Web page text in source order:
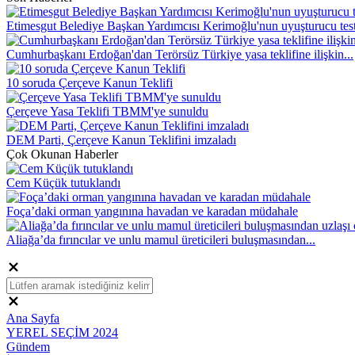
Etimesgut Belediye Başkan Yardımcısı Kerimoğlu'nun uyuşturucu
Cumhurbaşkanı Erdoğan'dan Terörsüz Türkiye yasa teklifine ilişkin...
10 soruda Çerçeve Kanun Teklifi
Çerçeve Yasa Teklifi TBMM'ye sunuldu
DEM Parti, Çerçeve Kanun Teklifini imzaladı
Çok Okunan Haberler
Cem Küçük tutuklandı
Foça’daki orman yangınına havadan ve karadan müdahale
Aliağa’da fırıncılar ve unlu mamul üreticileri buluşmasından...
Ana Sayfa
YEREL SEÇİM 2024
Gündem